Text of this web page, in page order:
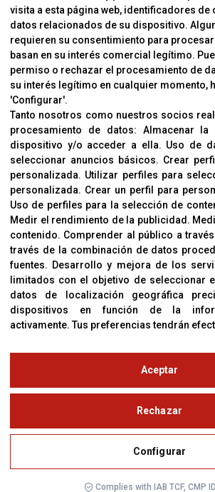
Contacto
Cambios Y Devoluciones
CORVER
Aviso Legal
Sobre Nosotros
Cookies
Política De Privacidad
OFICINAS
C/ Coneixement 5, 08850
Gavà (Barcelona)
CONTACTO
T. (+34) 93 638 38 60
corver@corver.es
© Copyright 2019
visita a esta página web, identificadores de
datos relacionados de su dispositivo.
requieren su consentimiento para
basan en su interés comercial legítimo.
permiso o rechazar el procesamiento de
su interés legítimo en cualquier momento,
'Configurar'.
Tanto nosotros como nuestros socios
procesamiento de datos: Almacenar la
dispositivo y/o acceder a ella. Uso de
seleccionar anuncios básicos. Crear
personalizada. Utilizar perfiles para
personalizada. Crear un perfil para
Uso de perfiles para la selección de
Medir el rendimiento de la publicidad .
contenido. Comprender al público a
través de la combinación de datos
fuentes. Desarrollo y mejora de los
limitados con el objetivo de seleccionar
datos de localización geográfica
dispositivos en función de la
activamente.Tus preferencias tendrán
Configurar
Rechazar
Aceptar
Complies with IAB TCF, CMP
Aviso Legal
Configurar